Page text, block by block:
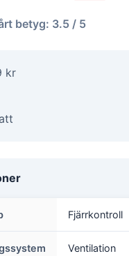
betyg: 3.5 / 5
kr
Fjärrkontroll
Ventilation